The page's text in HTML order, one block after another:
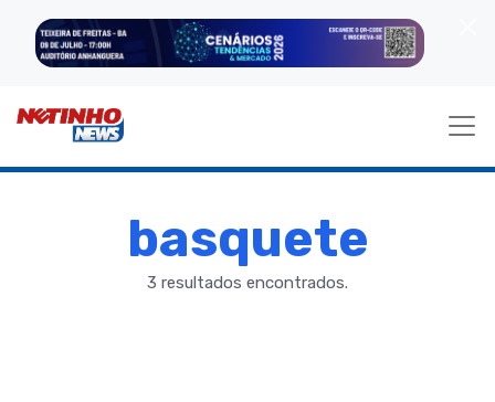
basquete
3 resultados encontrados.